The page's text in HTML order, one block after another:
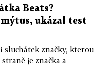
Beats?
mýtus, ukázal test
značky, kterou
je značka a